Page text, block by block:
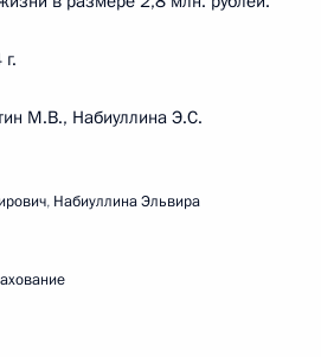
М.В., Набиуллина Э.С.
, Набиуллина Эльвира